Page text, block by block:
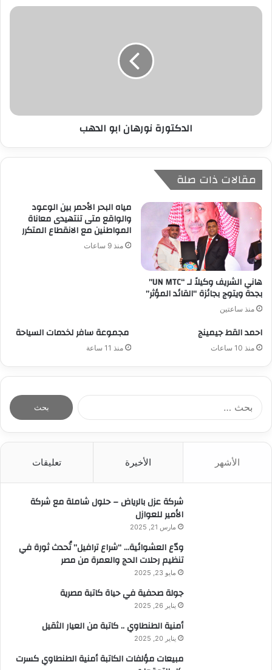
الدكتورة نورهان ابو الدهب
مقالات ذات صلة
هاني الشريف وكيلاً لـ “UN MTC”
بجدة ويتوج بجائزة “القائد المؤثر”
منذ ساعتين
مياه البحر الأحمر بين الوعود
والواقع متى تنتهيدى معاناة
المواطنين مع الانقطاع المتكرر
منذ 9 ساعات
احمد القط جيمينج
منذ 10 ساعات
مجموعة سافر لخدمات السياحة
منذ 11 ساعة
الأشهر الأخيرة تعليقات
شركة عزل بالرياض – حلول شاملة مع شركة
الأمير للعوازل
مارس 21, 2025
ودّع العشوائية… “شراع ترافيل” تُحدث ثورة في
تنظيم رحلات الحج والعمرة من مصر
مايو 23, 2025
جولة صحفية في حياة كاتبة مصرية
يناير 26, 2025
أمنية الطنطاوي .. كاتبة من العيار الثقيل
يناير 20, 2025
مبيعات مؤلفات الكاتبة أمنية الطنطاوي كسرت